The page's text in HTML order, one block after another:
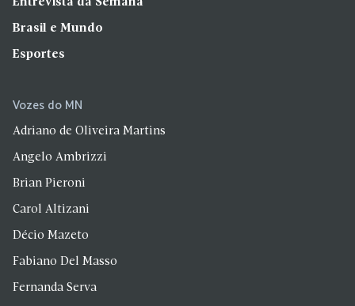
Brasil e Mundo
Esportes
Vozes do MN
Adriano de Oliveira Martins
Angelo Ambrizzi
Brian Pieroni
Carol Altizani
Décio Mazeto
Fabiano Del Masso
Fernanda Serva